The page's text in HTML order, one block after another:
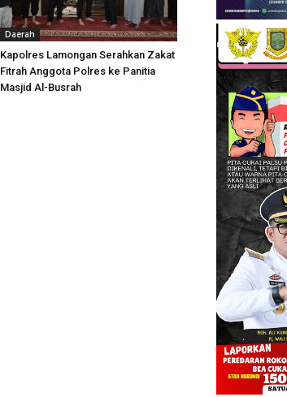
Daerah
Kapolres Lamongan Serahkan Zakat
Fitrah Anggota Polres ke Panitia
Masjid Al-Busrah